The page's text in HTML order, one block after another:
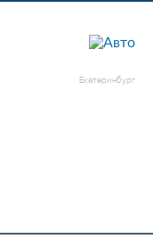
Екатеринбург